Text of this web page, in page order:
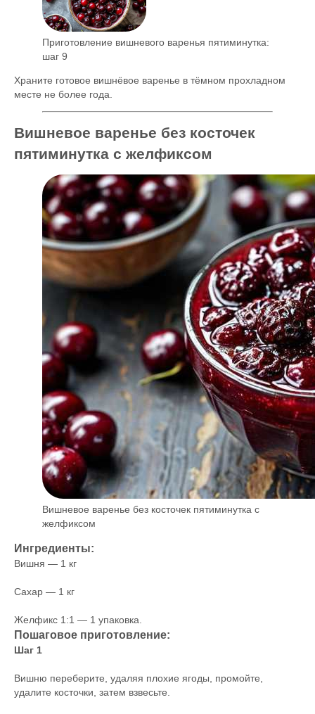
Приготовление вишневого варенья пятиминутка:
шаг 9
Храните готовое вишнёвое варенье в тёмном прохладном
месте не более года.
Вишневое варенье без косточек
пятиминутка с желфиксом
Вишневое варенье без косточек пятиминутка с
желфиксом
Ингредиенты:
Вишня — 1 кг
Сахар — 1 кг
Желфикс 1:1 — 1 упаковка.
Пошаговое приготовление:
Шаг 1
Вишню переберите, удаляя плохие ягоды, промойте,
удалите косточки, затем взвесьте.